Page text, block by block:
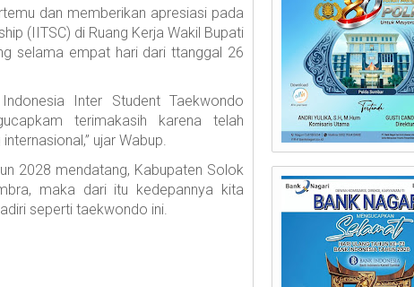
dan memberikan apresiasi pada
(IITSC) di Ruang Kerja Wakil Bupati
selama empat hari dari ttanggal 26
Inter Student Taekwondo
terimakasih karena telah
ujar Wabup.
2028 mendatang, Kabupaten Solok
maka dari itu kedepannya kita
seperti taekwondo ini.